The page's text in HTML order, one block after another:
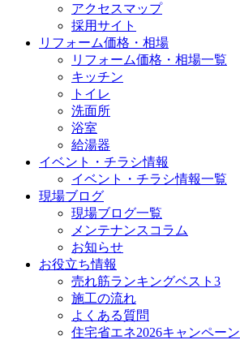
アクセスマップ
採用サイト
リフォーム価格・相場
リフォーム価格・相場一覧
キッチン
トイレ
洗面所
浴室
給湯器
イベント・チラシ情報
イベント・チラシ情報一覧
現場ブログ
現場ブログ一覧
メンテナンスコラム
お知らせ
お役立ち情報
売れ筋ランキングベスト3
施工の流れ
よくある質問
住宅省エネ2026キャンペーン